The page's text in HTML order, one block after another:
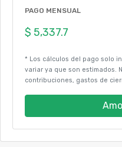
PAGO MENSUAL
* Los cálculos del pago solo
variar ya que son estimados.
contribuciones, gastos de